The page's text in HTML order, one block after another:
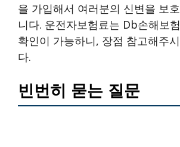
을 가입해서 여러분의 신변을 보
니다. 운전자보험료는 Db손해보
확인이 가능하니, 장점 참고해주
다.
빈번히 묻는 질문